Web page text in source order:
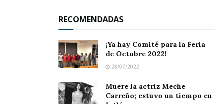
RECOMENDADAS
¡Ya hay Comité para la Feria
de Octubre 2022!
28/07/2022
Muere la actriz Meche
Carreño; estuvo un tiempo en